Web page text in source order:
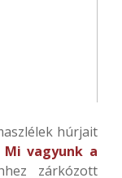
húrjait
Mi vagyunk a
zárkózott